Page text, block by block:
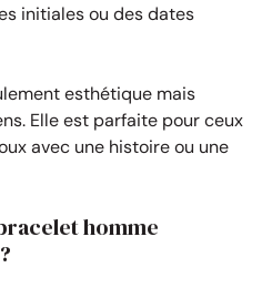
initiales ou des dates
esthétique mais
Elle est parfaite pour ceux
avec une histoire ou une
homme